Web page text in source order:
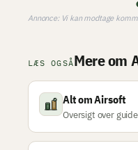
Annonce: Vi kan modtage
LÆS OGSÅMere om
Alt om Airsoft
Oversigt over